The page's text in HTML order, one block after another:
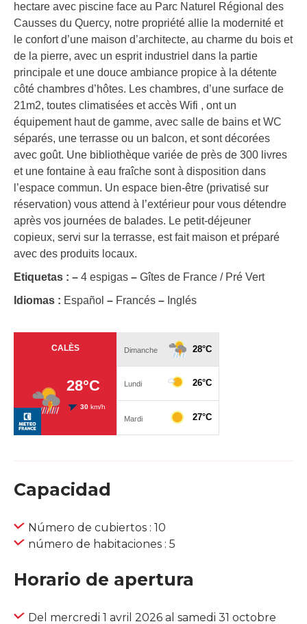
hectare avec piscine face au Parc Naturel Régional des
Causses du Quercy, notre propriété allie la modernité et
le confort d’une maison d’architecte, au charme du bois et
de la pierre, avec un esprit industriel dans la partie
principale et une douce ambiance propice à la détente
côté chambres d’hôtes. Les chambres, d’une surface de
21m2, toutes climatisées et accès Wifi , ont un
équipement haut de gamme, avec salle de bains et WC
séparés, une terrasse ou un balcon, et sont décorées
avec goût. Une bibliothèque variée de près de 300 livres
et une fontaine à eau fraîche sont à disposition dans
l’espace commun. Un espace bien-être (privatisé sur
réservation) vous attend à l’extérieur pour vous détendre
après vos journées de balades. Le petit-déjeuner
copieux, servi sur la terrasse, est fait maison et préparé
avec des produits locaux.
Etiquetas : – 4 espigas – Gîtes de France / Pré Vert
Idiomas : Español – Francés – Inglés
Capacidad
Número de cubiertos : 10
número de habitaciones : 5
Horario de apertura
Del mercredi 1 avril 2026 al samedi 31 octobre